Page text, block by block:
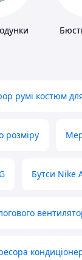
румі костюм
розміру
Бутси Nike